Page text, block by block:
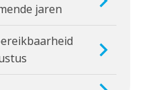
jaren